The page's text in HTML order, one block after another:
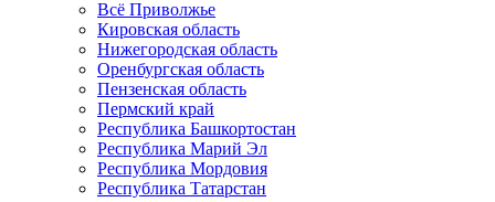
Всё Приволжье
Кировская область
Нижегородская область
Оренбургская область
Пензенская область
Пермский край
Республика Башкортостан
Республика Марий Эл
Республика Мордовия
Республика Татарстан